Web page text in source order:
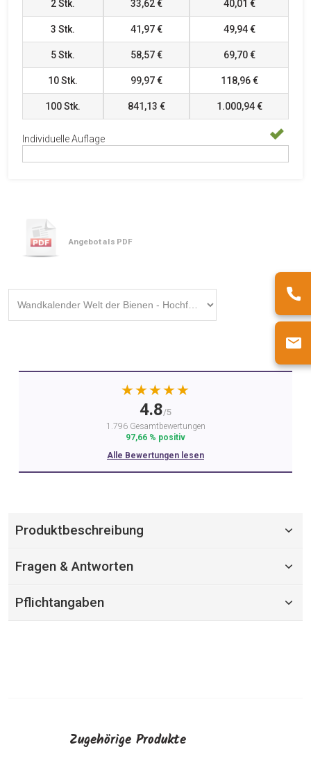
2Stk. 33,62 € 40,01 €
3 Stk. 41,97 € 49,94 €
5Stk. 58,57 € 69,70 €
10Stk. 99,97 € 118,96 €
100Stk. 841,13 € 1.000,94 €
Individuelle Auflage
Angebot als PDF
★★★★★
4.8/5
1.796 Gesamtbewertungen
97,66 % positiv
Alle Bewertungen lesen
Produktbeschreibung
Fragen & Antworten
Pflichtangaben
Zugehörige Produkte